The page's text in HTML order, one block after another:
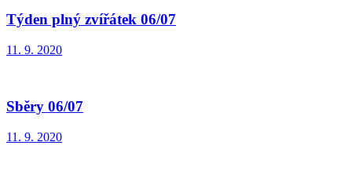
Týden plný zvířátek 06/07
11. 9. 2020
Sběry 06/07
11. 9. 2020